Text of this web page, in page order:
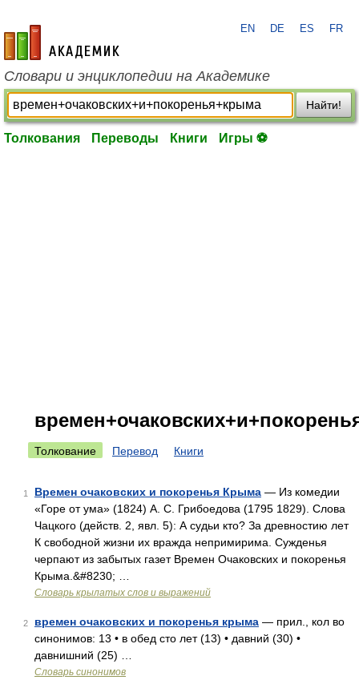
academic.ru
EN DE ES FR
Словари и энциклопедии на Академике
Найти!
Толкования Переводы Книги Игры ⚽
Толкование Перевод Книги
1 Времен очаковских и покоренья Крыма — Из комедии
«Горе от ума» (1824) А. С. Грибоедова (1795 1829). Слова
Чацкого (действ. 2, явл. 5): А судьи кто? За древностию лет
К свободной жизни их вражда непримирима. Сужденья
черпают из забытых газет Времен Очаковских и покоренья
Крыма.&#8230; …
Словарь крылатых слов и выражений
2 времен очаковских и покоренья крыма — прил., кол во
синонимов: 13 • в обед сто лет (13) • давний (30) •
давнишний (25) …
Словарь синонимов